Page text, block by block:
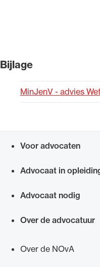
Bijlage
MinJenV - advies
Voor advocaten
Advocaat in
Advocaat nodig
Over de advocatuur
Over de NOvA
Ondersteuning
het